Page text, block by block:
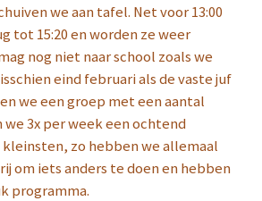
we aan tafel. Net voor 13:00
tot 15:20 en worden ze weer
nog niet naar school zoals we
eind februari als de vaste juf
we een groep met een aantal
3x per week een ochtend
zo hebben we allemaal
om iets anders te doen en hebben
programma.